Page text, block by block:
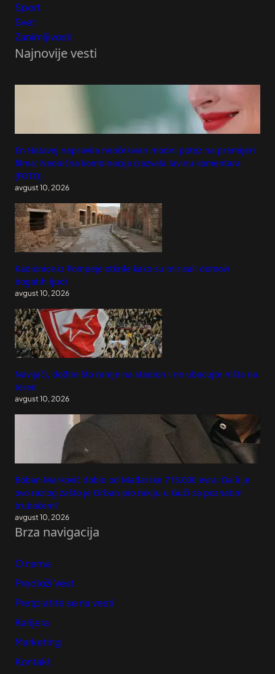
Sport
Svet
Zanimljivosti
Najnovije vesti
En Hatavej napravila neočekivan modni potez na premijeri
filma: Neobična kombinacija izazvala lavinu komentara
(FOTO)
avgust 10, 2026
Kadionice iz Pompeje otkrile kako su mirisali domovi
bogatih ljudi
avgust 10, 2026
Navijači, dođite što ranije na stadion i ne ubacujte ništa na
teren
avgust 10, 2026
Boban Marković dobio od Mađarske 715.000 evra: Da li je
ovo razlog zašto je Orban pio rakiju u Guči sa poznatim
trubačem?
avgust 10, 2026
Brza navigacija
O nama
Predloži Vest
Pretplatite se na vesti
Karijera
Marketing
Kontakt